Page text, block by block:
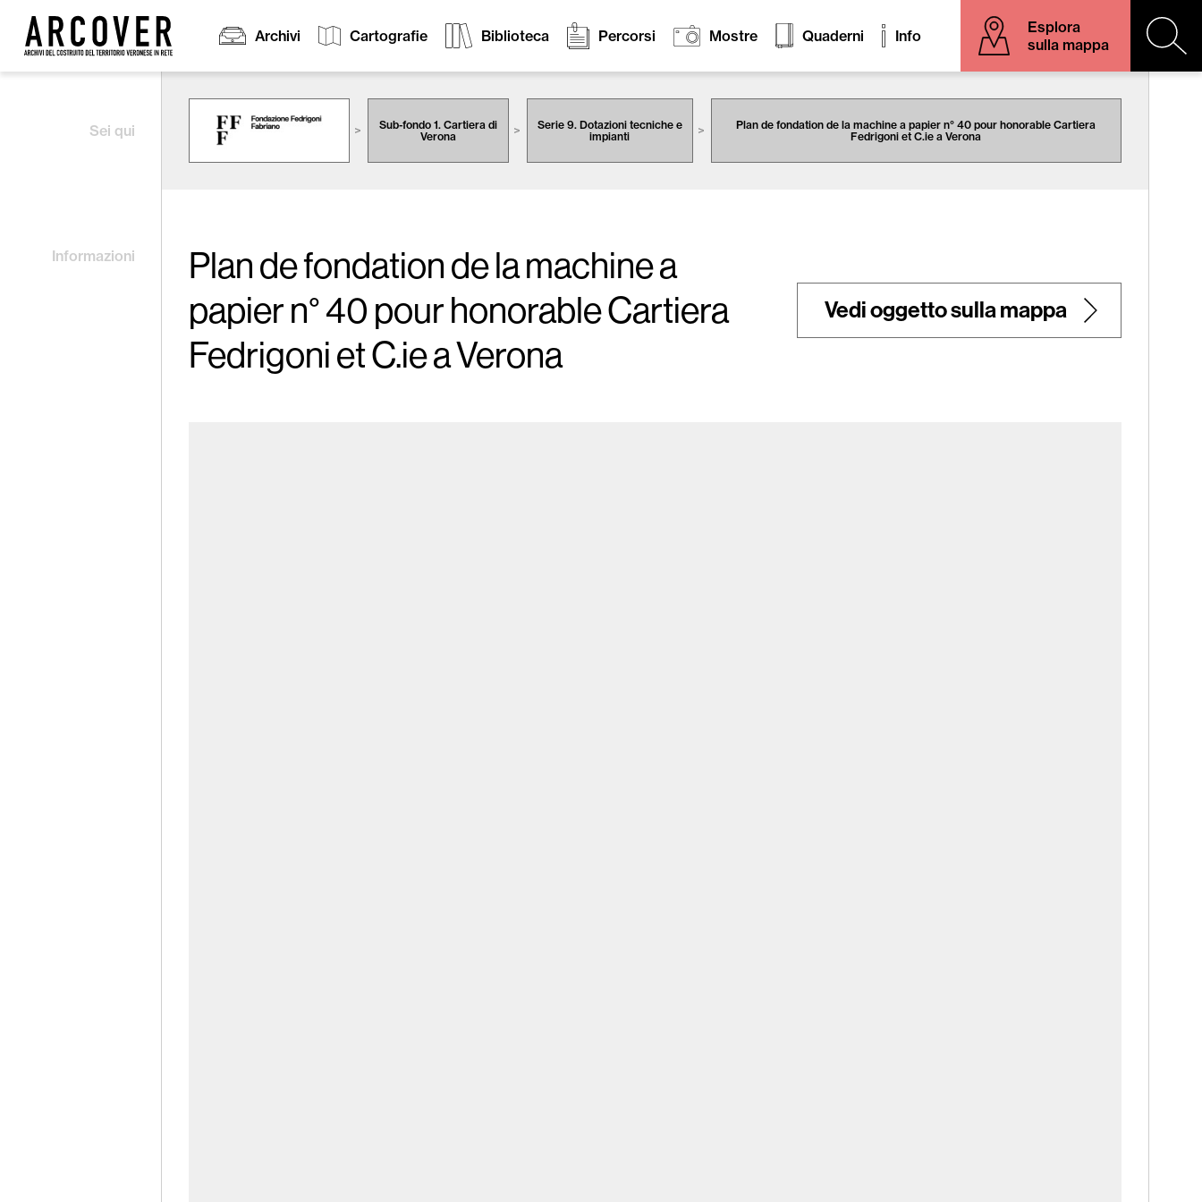
Archivi Cartografie Biblioteca Percorsi Mostre Quaderni Info
Esplora
sulla mappa
Cerca:
Sei qui
Sub-fondo 1. Cartiera di
Verona
Serie 9. Dotazioni tecniche e
impianti
Plan de fondation de la machine a papier n° 40 pour honorable Cartiera
Fedrigoni et C.ie a Verona
Informazioni
Plan de fondation de la machine a
papier n° 40 pour honorable Cartiera
Fedrigoni et C.ie a Verona
Vedi oggetto sulla mappa